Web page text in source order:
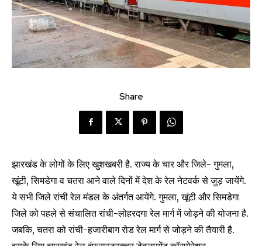
Share
झारखंड के लोगों के लिए खुशखबरी है. राज्य के चार और जिले- गुमला,
खूंटी, सिमडेगा व चतरा आने वाले दिनों में देश के रेल नेटवर्क से जुड़ जायेंगे.
ये सभी जिले रांची रेल मंडल के अंतर्गत आयेंगे. गुमला, खूंटी और सिमडेगा
जिले को पहले से संचालित रांची-लोहरदगा रेल मार्ग में जोड़ने की योजना है.
जबकि, चतरा को रांची-हजारीबाग रोड रेल मार्ग से जोड़ने की तैयारी है.